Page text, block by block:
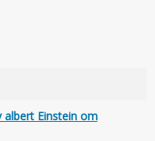
albert Einstein om